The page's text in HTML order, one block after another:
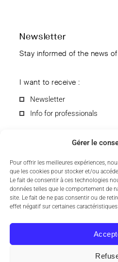
Gérer le
Pour offrir les meilleures expériences,
que les cookies pour stocker et/ou
Le fait de consentir à ces technologies
données telles que le comportement de
site. Le fait de ne pas consentir ou de
effet négatif sur certaines
Newsletter
Stay informed of the news
I want to receive :
Newsletter
Info for professionals
By submitting the form, you
the CCD Laboratory by e-mail.
To find out more about the
see ourprivacy policy.